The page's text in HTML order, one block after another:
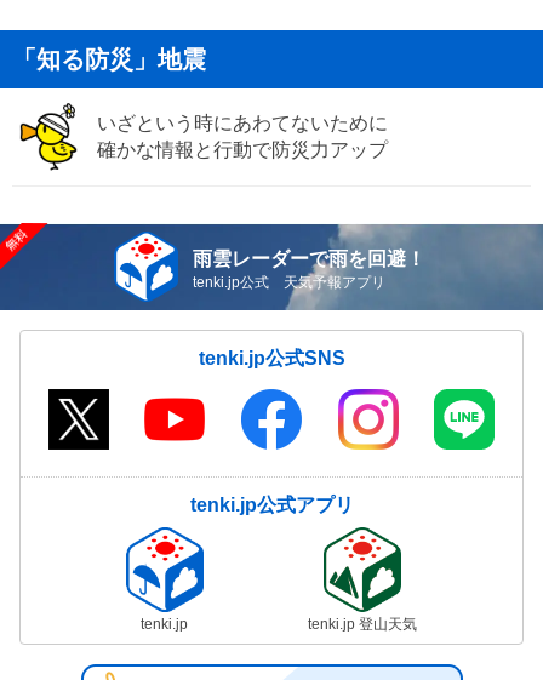
「知る防災」地震
いざという時にあわてないために
確かな情報と行動で防災力アップ
雨雲レーダーで雨を回避！
tenki.jp公式 天気予報アプリ
tenki.jp公式SNS
tenki.jp公式アプリ
tenki.jp tenki.jp 登山天気